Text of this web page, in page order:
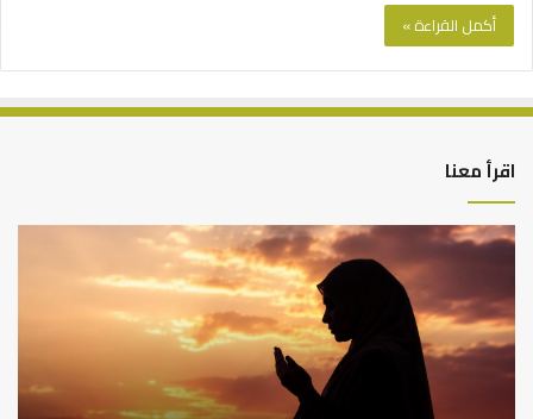
أكمل القراءة »
اقرأ معنا
أهم
استجابة
الدعاء
بن